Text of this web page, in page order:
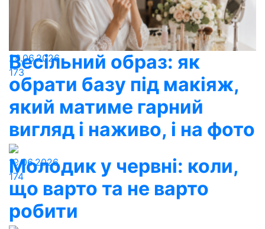
26.06.2026
173
Весільний образ: як
обрати базу під макіяж,
який матиме гарний
вигляд і наживо, і на фото
19.06.2026
174
Молодик у червні: коли,
що варто та не варто
робити